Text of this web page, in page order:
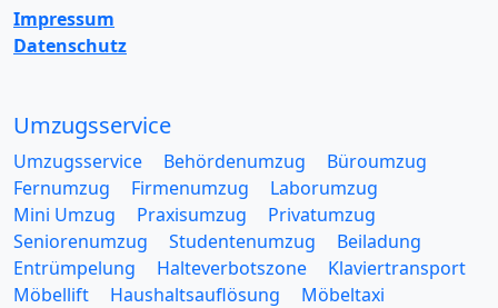
Impressum
Datenschutz
Umzugsservice
Umzugsservice Behördenumzug
Büroumzug
Fernumzug
Firmenumzug
Laborumzug
Mini Umzug
Praxisumzug
Privatumzug
Seniorenumzug
Studentenumzug
Beiladung
Entrümpelung
Halteverbotszone
Klaviertransport
Möbellift
Haushaltsauflösung
Möbeltaxi